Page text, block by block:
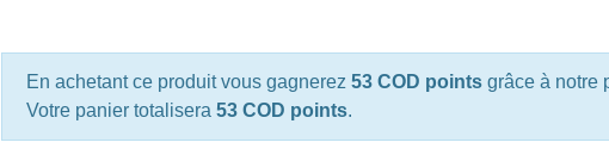
En achetant ce produit vous gagnerez 53 COD pointsgrâce à notre
Votre panier totalisera 53 COD points.